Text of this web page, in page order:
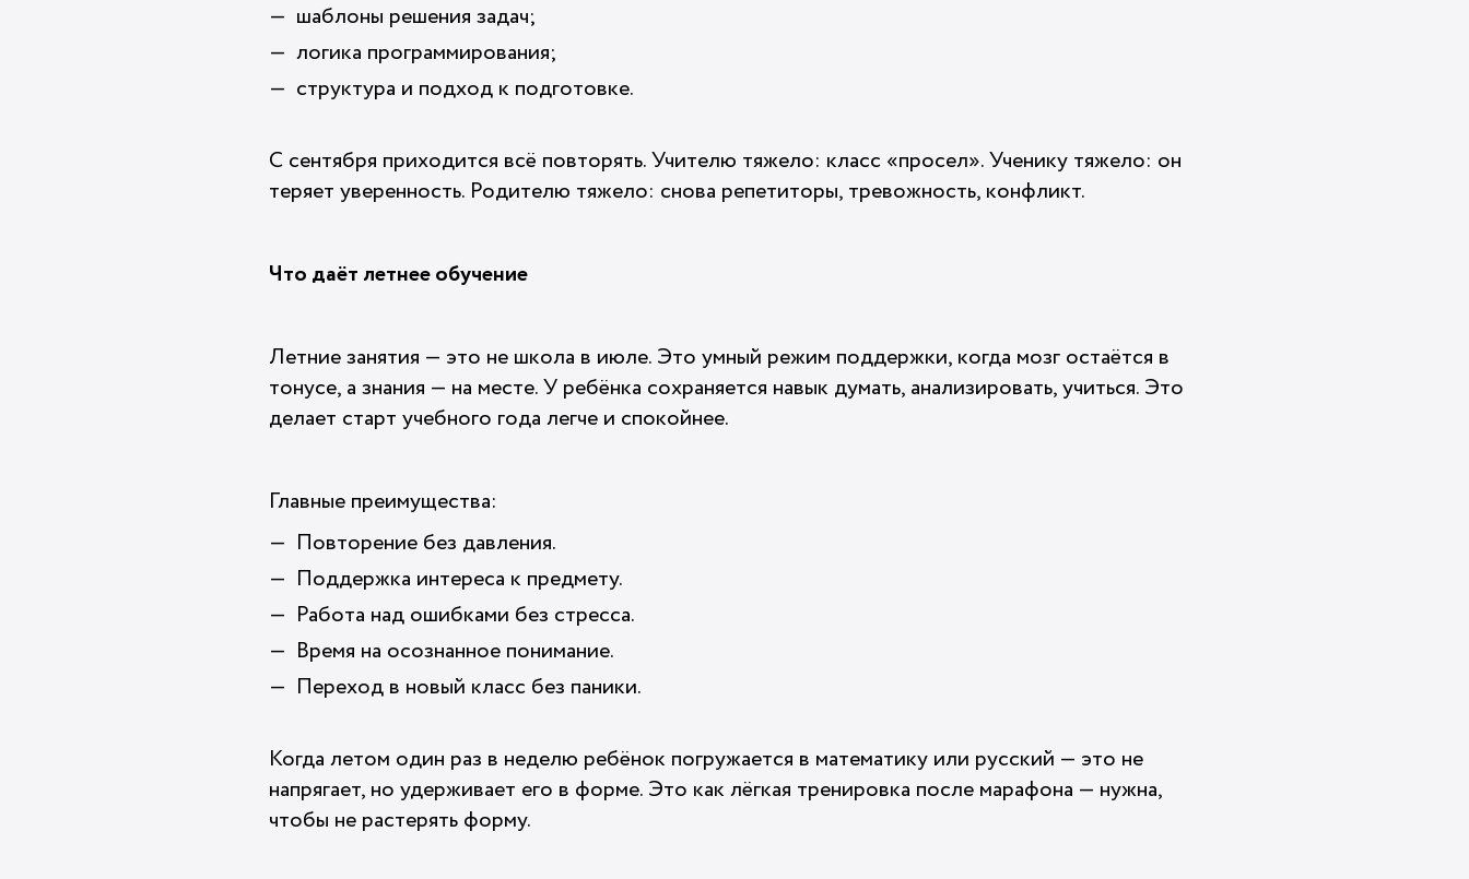
шаблоны решения задач;
логика программирования;
структура и подход к подготовке.
С сентября приходится всё повторять. Учителю тяжело: класс «просел». Ученику тяжело: он
теряет уверенность. Родителю тяжело: снова репетиторы, тревожность, конфликт.
Что даёт летнее обучение
Летние занятия — это не школа в июле. Это умный режим поддержки, когда мозг остаётся в
тонусе, а знания — на месте. У ребёнка сохраняется навык думать, анализировать, учиться. Это
делает старт учебного года легче и спокойнее.
Главные преимущества:
Повторение без давления.
Поддержка интереса к предмету.
Работа над ошибками без стресса.
Время на осознанное понимание.
Переход в новый класс без паники.
Когда летом один раз в неделю ребёнок погружается в математику или русский — это не
напрягает, но удерживает его в форме. Это как лёгкая тренировка после марафона — нужна,
чтобы не растерять форму.